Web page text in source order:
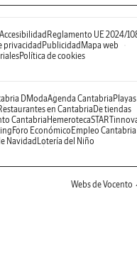
Accesibilidad Reglamento UE 2024/
privacidad Publicidad Mapa web
Política de cookies
DModaAgenda Cantabria Playas
en Cantabria De tiendas
CantabriaHemeroteca
Foro Económico Empleo Cantabria
Navidad Lotería del Niño
Webs de Vocento